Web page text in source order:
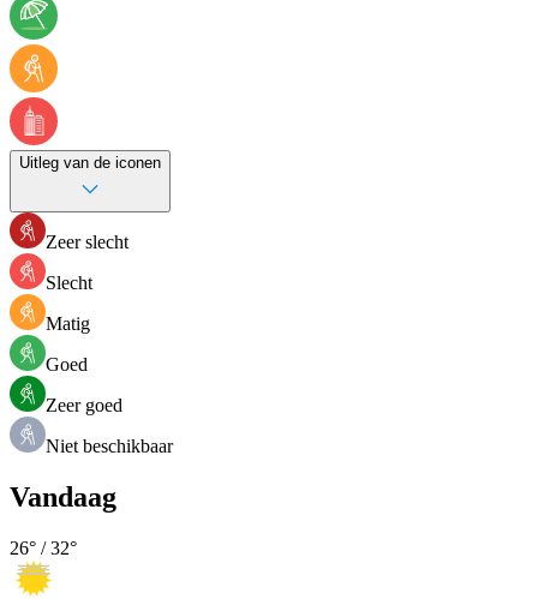
Uitleg van de iconen
Zeer slecht
Slecht
Matig
Goed
Zeer goed
Niet beschikbaar
Vandaag
26° /32°